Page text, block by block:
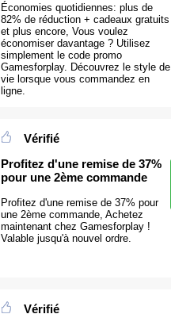
Économies quotidiennes: plus de
82% de réduction + cadeaux gratuits
et plus encore, Vous voulez
économiser davantage ? Utilisez
simplement le code promo
Gamesforplay. Découvrez le style de
vie lorsque vous commandez en
ligne.
Vérifié
Profitez d'une remise de 37%
pour une 2ème commande
Profitez d'une remise de 37% pour
une 2ème commande, Achetez
maintenant chez Gamesforplay !
Valable jusqu'à nouvel ordre.
Vérifié